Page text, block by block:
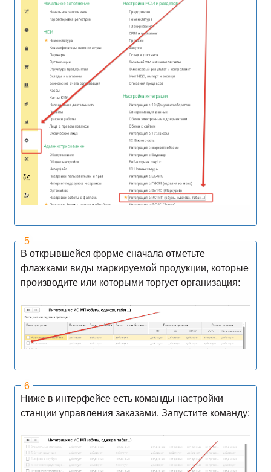
В открывшейся форме сначала отметьте
флажками виды маркируемой продукции, которые
производите или которыми торгует организация:
Ниже в интерфейсе есть команды настройки
станции управления заказами. Запустите команду: